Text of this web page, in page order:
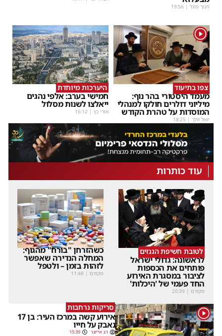
חנוך פוגל |
19:56
1
צפו בתיעוד
מעמד היסטורי בהר נוף:
מיליוני דולרים חולקו למנהלי
המוסדות על טהרת הקודש
יואל וולך |
18:25
היערכות מיוחדת
חמישי בערב: אלפי נהגים
ייאלצו לשנות מסלול
אורי כץ |
16:12
עוד כותרות
לטובת חשיפת הגנזים
לראשונה: גדולי ישראל
פותחים את הכספות
לציבור במסגרת האירוע
החד פעמי של 'היכלות'
מקודם |
20:39
כשהזרחן "בורח" מהגוף:
המחלה הנדירה שאפשר
לזהות בזמן – ולטפל
מקודם |
11:48
1 סריקות נרחבות
אירוע קשה במרכז העיר: בן 17
נאבק על חייו
דב אייזנר 15:39